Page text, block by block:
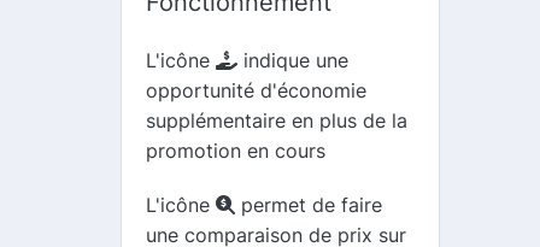
L'icône
indique une
opportunité d'économie
supplémentaire en plus de la
promotion en cours
L'icône
permet de faire
une comparaison de prix sur